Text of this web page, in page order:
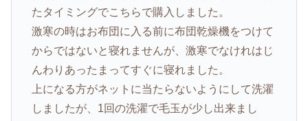
たタイミングでこちらで購入しました。
激寒の時はお布団に入る前に布団乾燥機をつけて
からではないと寝れませんが、激寒でなけれはじ
んわりあったまってすぐに寝れました。
上になる方がネットに当たらないようにして洗濯
しましたが、1回の洗濯で毛玉が少し出来まし